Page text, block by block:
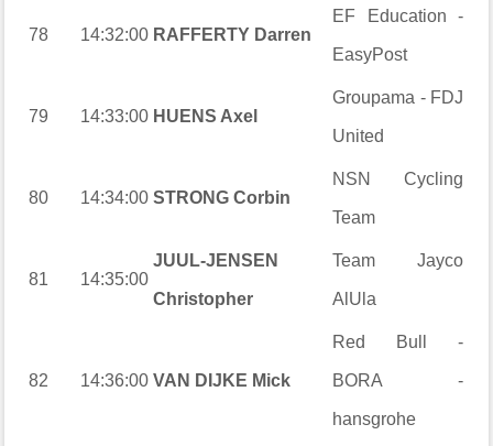
78 14:32:00 RAFFERTY Darren
EF Education -
EasyPost
79 14:33:00 HUENS Axel
Groupama - FDJ
United
80 14:34:00 STRONG Corbin
NSN Cycling
Team
81 14:35:00
JUUL-JENSEN
Christopher
Team Jayco
AlUla
82 14:36:00 VAN DIJKE Mick
Red Bull -
BORA -
hansgrohe